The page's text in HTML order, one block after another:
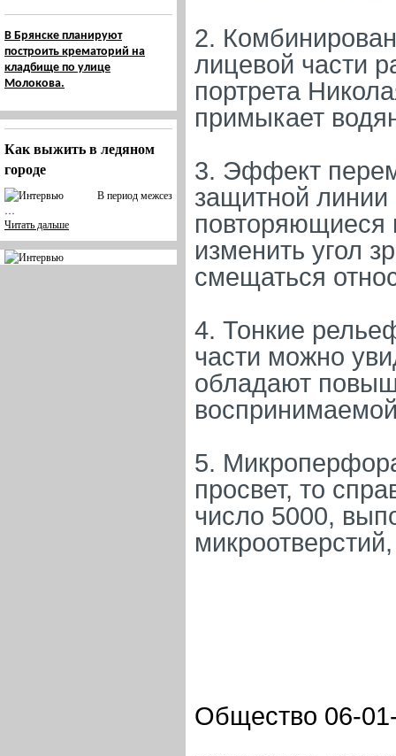
В Брянске планируют
построить крематорий на
кладбище по улице
Молокова.
Как выжить в ледяном
городе
В период межсез
…
Читать дальше
2.
лицевой части
портрета
примыкает
3. Эффект
защитной
повторяющиеся
изменить угол
смещаться
4. Тонкие
части можно
обладают
5.
просвет, то
число 5000,
Общество 06-